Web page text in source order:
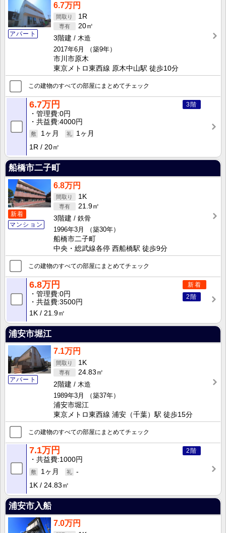
アパート
6.7万円
1R
20㎡
3階建
木造
2017年6月
（築9年）
市川市原木
東京メトロ東西線 原木中山駅 徒歩10分
この建物のすべての部屋にまとめてチェック
3階
6.7万円
管理費 0円
共益費 4000円
1ヶ月
1ヶ月
1R
20㎡
船橋市二子町
新着
マンション
6.8万円
1K
21.9㎡
3階建
鉄骨
1996年3月
（築30年）
船橋市二子町
中央・総武線各停 西船橋駅 徒歩9分
この建物のすべての部屋にまとめてチェック
新着
2階
6.8万円
管理費 0円
共益費 3500円
1K
21.9㎡
浦安市堀江
アパート
7.1万円
1K
24.83㎡
2階建
木造
1989年3月
（築37年）
浦安市堀江
東京メトロ東西線 浦安（千葉）駅 徒歩15分
この建物のすべての部屋にまとめてチェック
2階
7.1万円
共益費 1000円
1ヶ月
-
1K
24.83㎡
浦安市入船
7.0万円